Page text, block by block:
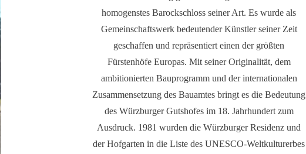
homogenstes Barockschloss seiner Art. Es wurde als
Gemeinschaftswerk bedeutender Künstler seiner Zeit
geschaffen und repräsentiert einen der größten
Fürstenhöfe Europas. Mit seiner Originalität, dem
ambitionierten Bauprogramm und der internationalen
Zusammensetzung des Bauamtes bringt es die Bedeutung
des Würzburger Gutshofes im 18. Jahrhundert zum
Ausdruck. 1981 wurden die Würzburger Residenz und
der Hofgarten in die Liste des UNESCO-Weltkulturerbes